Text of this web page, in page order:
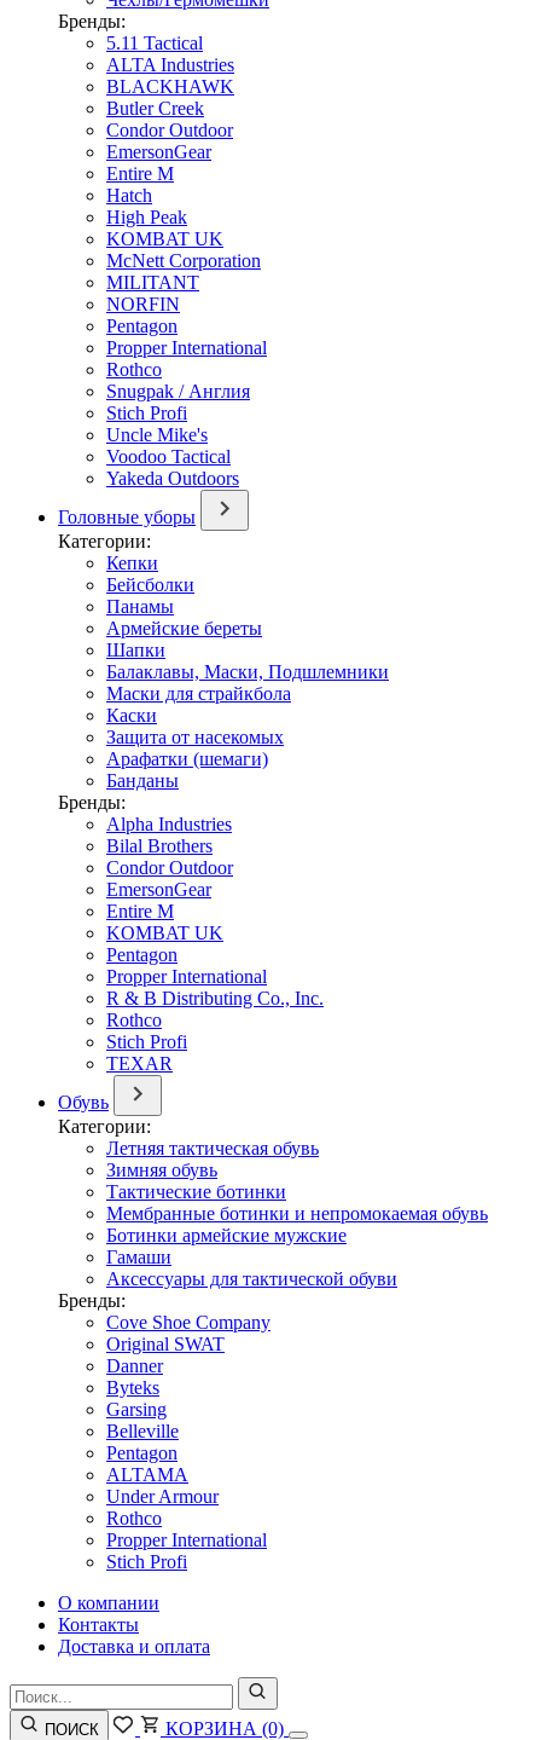
Бренды:
5.11 Tactical
ALTA Industries
BLACKHAWK
Butler Creek
Condor Outdoor
EmersonGear
Entire M
Hatch
High Peak
KOMBAT UK
McNett Corporation
MILITANT
NORFIN
Pentagon
Propper International
Rothco
Snugpak / Англия
Stich Profi
Uncle Mike's
Voodoo Tactical
Yakeda Outdoors
Головные уборы
Категории:
Кепки
Бейсболки
Панамы
Армейские береты
Шапки
Балаклавы, Маски, Подшлемники
Маски для страйкбола
Каски
Защита от насекомых
Арафатки (шемаги)
Банданы
Бренды:
Alpha Industries
Bilal Brothers
Condor Outdoor
EmersonGear
Entire M
KOMBAT UK
Pentagon
Propper International
R & B Distributing Co., Inc.
Rothco
Stich Profi
TEXAR
Обувь
Категории:
Летняя тактическая обувь
Зимняя обувь
Тактические ботинки
Мембранные ботинки и непромокаемая обувь
Ботинки армейские мужские
Гамаши
Аксессуары для тактической обуви
Бренды:
Cove Shoe Company
Original SWAT
Danner
Byteks
Garsing
Belleville
Pentagon
ALTAMA
Under Armour
Rothco
Propper International
Stich Profi
О компании
Контакты
Доставка и оплата
ПОИСК КОРЗИНА (0)